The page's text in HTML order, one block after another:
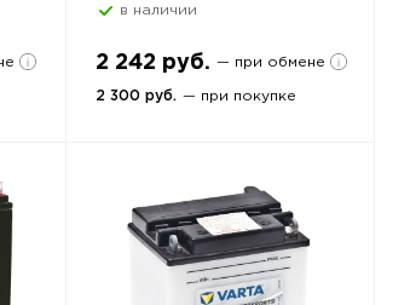
в наличии
2 242 руб. — при обмене
2 300 руб. — при покупке